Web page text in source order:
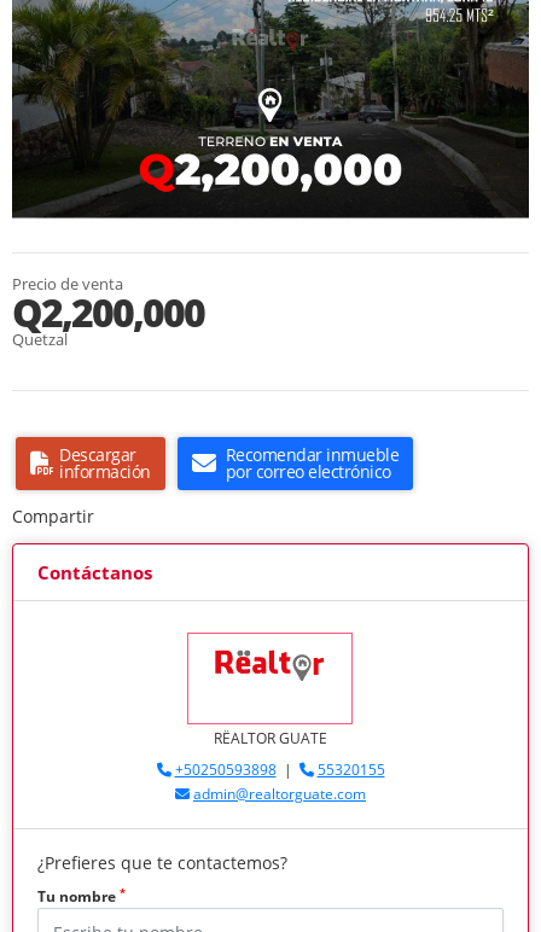
Precio de venta
Q2,200,000
Quetzal
Descargar
información
Recomendar inmueble
por correo electrónico
Compartir
Contáctanos
RËALTOR GUATE
+50250593898|
55320155
admin@realtorguate.com
¿Prefieres que te contactemos?
Tu nombre *